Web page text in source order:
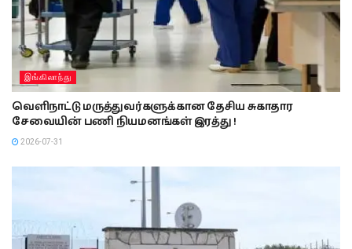
இங்கிலாந்து
வெளிநாட்டு மருத்துவர்களுக்கான தேசிய சுகாதார
சேவையின் பணி நியமனங்கள் இரத்து !
2026-07-31